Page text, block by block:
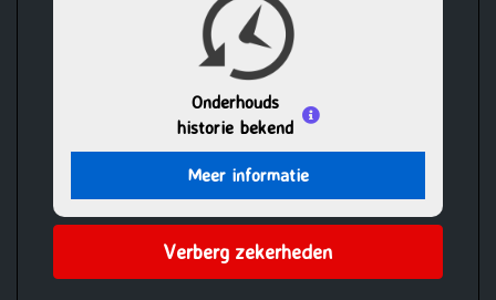
Onderhouds
historie bekend
Meer informatie
Verberg zekerheden